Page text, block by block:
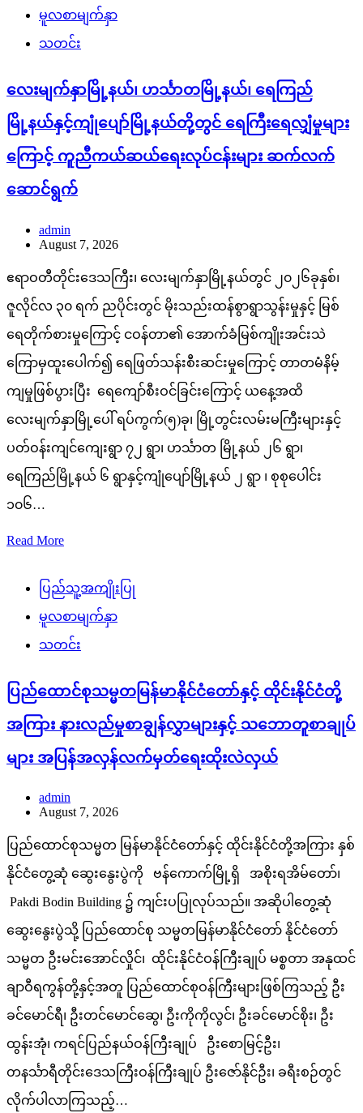
မူလစာမျက်နှာ
သတင်း
လေးမျက်နှာမြို့နယ်၊ ဟင်္သာတမြို့နယ်၊ ရေကြည်
မြို့နယ်နှင့်ကျုံပျော်မြို့နယ်တို့တွင် ရေကြီးရေလျှံမှုများ
ကြောင့် ကူညီကယ်ဆယ်ရေးလုပ်ငန်းများ ဆက်လက်
ဆောင်ရွက်
admin
August 7, 2026
ဧရာဝတီတိုင်းဒေသကြီး၊ လေးမျက်နှာမြို့နယ်တွင် ၂၀၂၆ခုနှစ်၊
ဇူလိုင်လ ၃၀ ရက် ညပိုင်းတွင် မိုးသည်းထန်စွာရွာသွန်းမှုနှင့် မြစ်
ရေတိုက်စားမှုကြောင့် ငဝန်တာ၏ အောက်ခံမြစ်ကျိုးအင်းသဲ
ကြောမှထူးပေါက်၍ ရေဖြတ်သန်းစီးဆင်းမှုကြောင့် တာတမံနိမ့်
ကျမှုဖြစ်ပွားပြီး ရေကျော်စီးဝင်ခြင်းကြောင့် ယနေ့အထိ
လေးမျက်နှာမြို့ပေါ် ရပ်ကွက်(၅)ခု၊ မြို့တွင်းလမ်းမကြီးများနှင့်
ပတ်ဝန်းကျင်ကျေးရွာ ၇၂ ရွာ၊ ဟင်္သာတ မြို့နယ် ၂၆ ရွာ၊
ရေကြည်မြို့နယ် ၆ ရွာနှင့်ကျုံပျော်မြို့နယ် ၂ ရွာ ၊ စုစုပေါင်း
၁၀၆…
Read More
ပြည်သူ့အကျိုးပြု
မူလစာမျက်နှာ
သတင်း
ပြည်ထောင်စုသမ္မတမြန်မာနိုင်ငံတော်နှင့် ထိုင်းနိုင်ငံတို့
အကြား နားလည်မှုစာချွန်လွှာများနှင့် သဘောတူစာချုပ်
များ အပြန်အလှန်လက်မှတ်ရေးထိုးလဲလှယ်
admin
August 7, 2026
ပြည်ထောင်စုသမ္မတ မြန်မာနိုင်ငံတော်နှင့် ထိုင်းနိုင်ငံတို့အကြား နှစ်
နိုင်ငံတွေ့ဆုံ ဆွေးနွေးပွဲကို ဗန်ကောက်မြို့ရှိ အစိုးရအိမ်တော်၊
Pakdi Bodin Building ၌ ကျင်းပပြုလုပ်သည်။ အဆိုပါတွေ့ဆုံ
ဆွေးနွေးပွဲသို့ ပြည်ထောင်စု သမ္မတမြန်မာနိုင်ငံတော် နိုင်ငံတော်
သမ္မတ ဦးမင်းအောင်လှိုင်၊ ထိုင်းနိုင်ငံဝန်ကြီးချုပ် မစ္စတာ အနုထင်
ချာဝီရကွန်တို့နှင့်အတူ ပြည်ထောင်စုဝန်ကြီးများဖြစ်ကြသည့် ဦး
ခင်မောင်ရီ၊ ဦးတင်မောင်ဆွေ၊ ဦးကိုကိုလွင်၊ ဦးခင်မောင်စိုး၊ ဦး
ထွန်းအုံ၊ ကရင်ပြည်နယ်ဝန်ကြီးချုပ် ဦးစောမြင့်ဦး၊
တနင်္သာရီတိုင်းဒေသကြီးဝန်ကြီးချုပ် ဦးဇော်နိုင်ဦး၊ ခရီးစဉ်တွင်
လိုက်ပါလာကြသည့်…